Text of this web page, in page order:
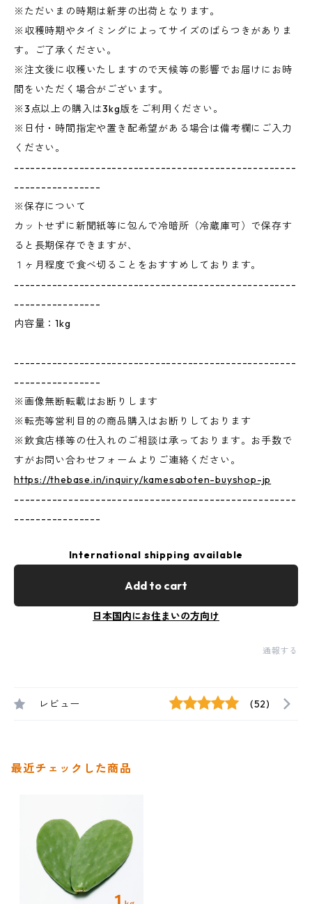
※ただいまの時期は新芽の出荷となります。
※収穫時期やタイミングによってサイズのばらつきがありま
す。ご了承ください。
※注文後に収穫いたしますので天候等の影響でお届けにお時
間をいただく場合がございます。
※3点以上の購入は3kg版をご利用ください。
※日付・時間指定や置き配希望がある場合は備考欄にご入力
ください。
----------------------------------------------------
----------------
※保存について
カットせずに新聞紙等に包んで冷暗所（冷蔵庫可）で保存す
ると長期保存できますが、
１ヶ月程度で食べ切ることをおすすめしております。
----------------------------------------------------
----------------
内容量：1kg
----------------------------------------------------
----------------
※画像無断転載はお断りします
※転売等営利目的の商品購入はお断りしております
※飲食店様等の仕入れのご相談は承っております。お手数で
すがお問い合わせフォームよりご連絡ください。
https://thebase.in/inquiry/kamesaboten-buyshop-jp
----------------------------------------------------
----------------
International shipping available
Add to cart
日本国内にお住まいの方向け
通報する
レビュー (52)
最近チェックした商品